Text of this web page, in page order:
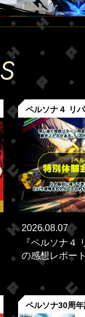
ペルソナ４ リ
2026.08.07
『ペルソナ４
の感想レポー
ペルソナ30周